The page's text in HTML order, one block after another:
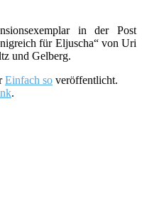
in der Post
für Eljuscha“ von Uri
und Gelberg.
Einfach so veröffentlicht.
.